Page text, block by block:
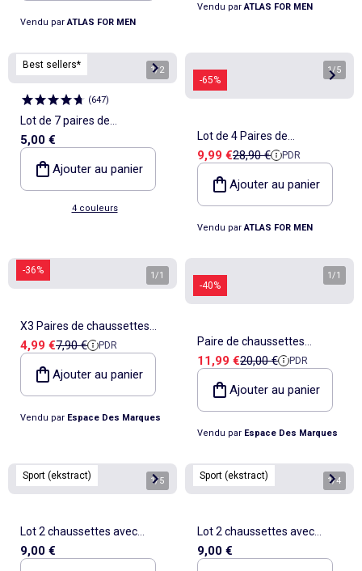
Vendu par ATLAS FOR MEN
Vendu par ATLAS FOR MEN
Best sellers* 1/2
(647)
Lot de 7 paires de
chaussettes invisibles
5,00 €
Ajouter au panier
4 couleurs
-65%
1/5
Lot de 4 Paires de
Chaussettes Jacquard -
ATLAS FOR MEN
Prix de vente
9,99 €Prix de référence
28,90 € PDR
Ajouter au panier
Vendu par ATLAS FOR MEN
-36% 1 /1
X3 Paires de chaussettes
Homme Airness
Prix de vente
4,99 €Prix de référence
7,90 € PDR
Ajouter au panier
Vendu par Espace Des Marques
-40%
1 /1
Paire de chaussettes
Homme Le Coq Sportif
Prix de vente
11,99 €Prix de référence
20,00 € PDR
Ajouter au panier
Vendu par Espace Des Marques
Sport (ekstract) 1/5
Lot 2 chaussettes avec
inscription - (ekstract)
9,00 €
Sport (ekstract) 1/4
Lot 2 chaussettes avec
inscription - (ekstract)
9,00 €